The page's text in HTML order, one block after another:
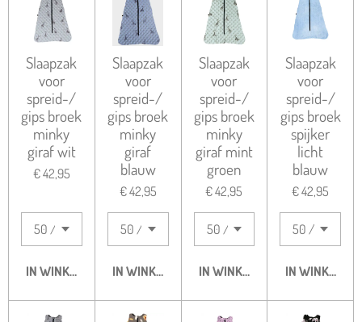
Slaapzak
voor
spreid-/
gips broek
minky
giraf wit
€ 42,95
IN WINKELWAGEN
Slaapzak
voor
spreid-/
gips broek
minky
giraf
blauw
€ 42,95
IN WINKELWAGEN
Slaapzak
voor
spreid-/
gips broek
minky
giraf mint
groen
€ 42,95
IN WINKELWAGEN
Slaapzak
voor
spreid-/
gips broek
spijker
licht
blauw
€ 42,95
IN